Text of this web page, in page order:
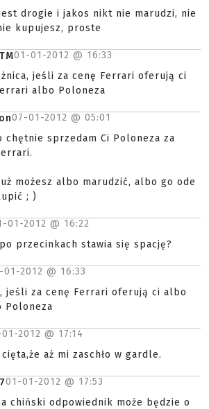
drogie i jakos nikt nie marudzi, nie
kupujesz, proste
01-01-2012 @ 16:33
jeśli za cenę Ferrari oferują ci
albo Poloneza
07-01-2012 @ 05:01
chętnie sprzedam Ci Poloneza za
możesz albo marudzić, albo go ode
; )
01-2012 @ 16:22
przecinkach stawia się spację?
01-2012 @ 16:33
jeśli za cenę Ferrari oferują ci albo
Poloneza
2012 @ 17:14
aż mi zaschło w gardle.
01-01-2012 @ 17:53
chiński odpowiednik może będzie o